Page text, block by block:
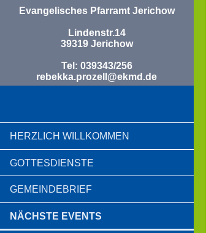
Evangelisches Pfarramt Jerichow
Lindenstr.14
39319 Jerichow
Tel: 039343/256
rebekka.prozell@ekmd.de
HERZLICH WILLKOMMEN
GOTTESDIENSTE
GEMEINDEBRIEF
NÄCHSTE EVENTS